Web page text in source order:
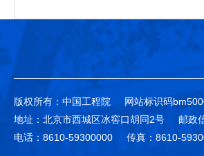
版权所有：中国工程院 网站标识码
地址：北京市西城区冰窖口胡同2号
邮政
电话：8610-59300000
传真：8610-